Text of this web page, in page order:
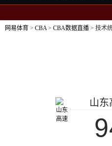
网易体育 > CBA> CBA数据直播 > 技术
山东